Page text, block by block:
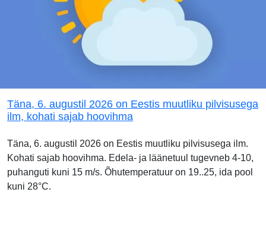
Täna, 6. augustil 2026 on Eestis muutliku pilvisusega
ilm, kohati sajab hoovihma
Täna, 6. augustil 2026 on Eestis muutliku pilvisusega ilm.
Kohati sajab hoovihma. Edela- ja läänetuul tugevneb 4-10,
puhanguti kuni 15 m/s. Õhutemperatuur on 19..25, ida pool
kuni 28°C.